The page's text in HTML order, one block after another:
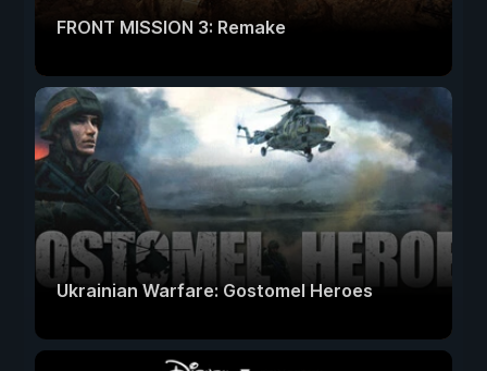
FRONT MISSION 3: Remake
Ukrainian Warfare: Gostomel Heroes